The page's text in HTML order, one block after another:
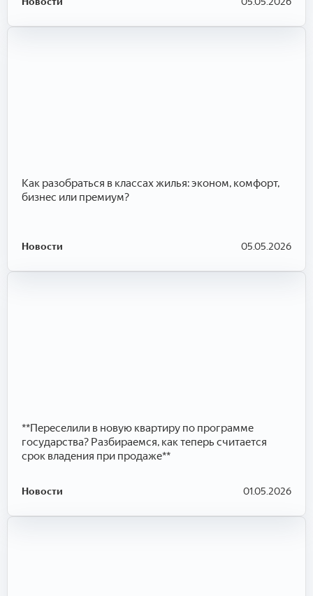
Как разобраться в классах жилья: эконом, комфорт,
бизнес или премиум?
Новости 05.05.2026
**Переселили в новую квартиру по программе
государства? Разбираемся, как теперь считается
срок владения при продаже**
Новости 01.05.2026